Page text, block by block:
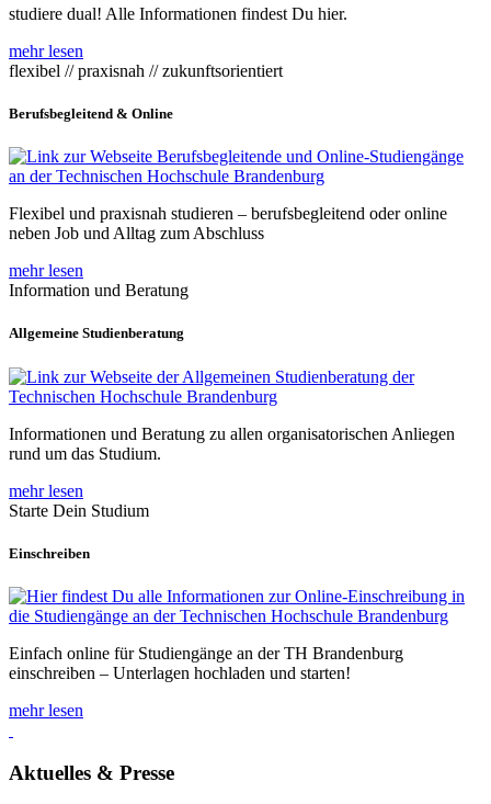
studiere dual! Alle Informationen findest Du hier.
mehr lesen
flexibel // praxisnah // zukunftsorientiert
Berufsbegleitend & Online
Flexibel und praxisnah studieren – berufsbegleitend oder online
neben Job und Alltag zum Abschluss
mehr lesen
Information und Beratung
Allgemeine Studienberatung
Informationen und Beratung zu allen organisatorischen Anliegen
rund um das Studium.
mehr lesen
Starte Dein Studium
Einschreiben
Einfach online für Studiengänge an der TH Brandenburg
einschreiben – Unterlagen hochladen und starten!
mehr lesen
Aktuelles & Presse